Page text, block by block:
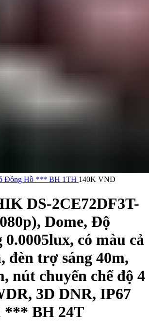
Đồng Hồ *** BH 1TH 140K VND
DS-2CE72DF3T-
Dome, Độ
0.0005lux, có màu cả
đèn trợ sáng 40m,
nút chuyển chế độ 4
3D DNR, IP67
*** BH 24T